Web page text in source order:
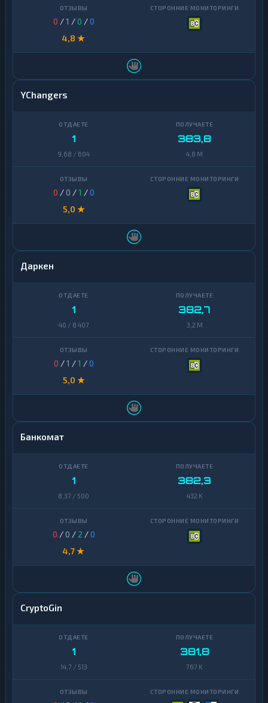
0 /1 /0 /0
4,8 ★
YChangers
1
9,68 / 604
383,8
4,8 M
0 / 0 /1 /0
5,0 ★
Даркен
1
40 / 8 407
382,7
3,2 M
0 /1 /1 /0
5,0 ★
Банкомат
1
8,37 / 500
382,3
432 K
0 / 0 / 2 /0
4,7 ★
CryptoGin
1
14,7 / 513
381,8
767 K